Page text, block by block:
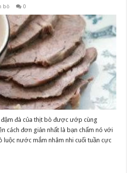
bò 0
đà của thịt bò được ướp cùng
cách đơn giản nhất là bạn chấm nó với
nước mắm nhâm nhi cuối tuần cực